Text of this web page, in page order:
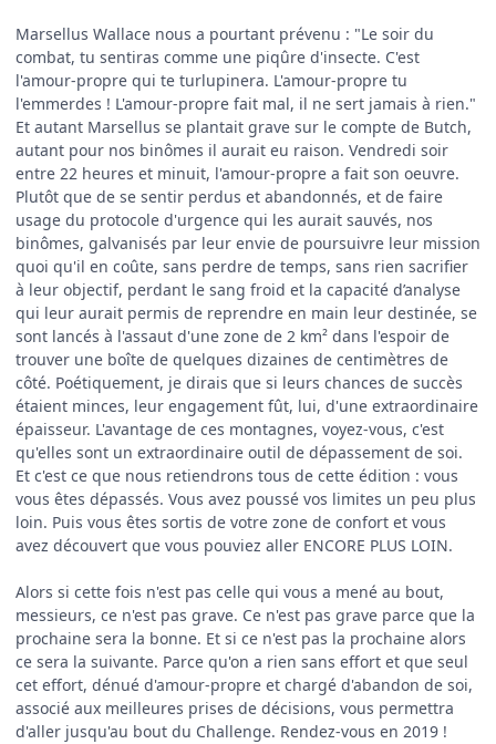
Marsellus Wallace nous a pourtant prévenu : "Le soir du
combat, tu sentiras comme une piqûre d'insecte. C'est
l'amour-propre qui te turlupinera. L'amour-propre tu
l'emmerdes ! L'amour-propre fait mal, il ne sert jamais à rien."
Et autant Marsellus se plantait grave sur le compte de Butch,
autant pour nos binômes il aurait eu raison. Vendredi soir
entre 22 heures et minuit, l'amour-propre a fait son oeuvre.
Plutôt que de se sentir perdus et abandonnés, et de faire
usage du protocole d'urgence qui les aurait sauvés, nos
binômes, galvanisés par leur envie de poursuivre leur mission
quoi qu'il en coûte, sans perdre de temps, sans rien sacrifier
à leur objectif, perdant le sang froid et la capacité d’analyse
qui leur aurait permis de reprendre en main leur destinée, se
sont lancés à l'assaut d'une zone de 2 km² dans l'espoir de
trouver une boîte de quelques dizaines de centimètres de
côté. Poétiquement, je dirais que si leurs chances de succès
étaient minces, leur engagement fût, lui, d'une extraordinaire
épaisseur. L'avantage de ces montagnes, voyez-vous, c'est
qu'elles sont un extraordinaire outil de dépassement de soi.
Et c'est ce que nous retiendrons tous de cette édition : vous
vous êtes dépassés. Vous avez poussé vos limites un peu plus
loin. Puis vous êtes sortis de votre zone de confort et vous
avez découvert que vous pouviez aller ENCORE PLUS LOIN.
Alors si cette fois n'est pas celle qui vous a mené au bout,
messieurs, ce n'est pas grave. Ce n'est pas grave parce que la
prochaine sera la bonne. Et si ce n'est pas la prochaine alors
ce sera la suivante. Parce qu'on a rien sans effort et que seul
cet effort, dénué d'amour-propre et chargé d'abandon de soi,
associé aux meilleures prises de décisions, vous permettra
d'aller jusqu'au bout du Challenge. Rendez-vous en 2019 !